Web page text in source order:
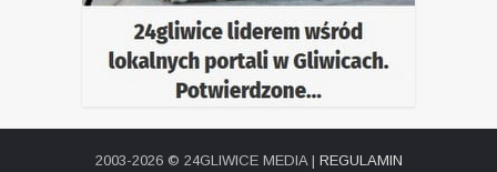
2003-2026 © 24GLIWICE MEDIA | REGULAMIN